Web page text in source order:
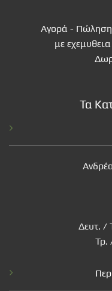
Αγορά - Πώληση
με
Τα
Δευτ. /
Τρ.